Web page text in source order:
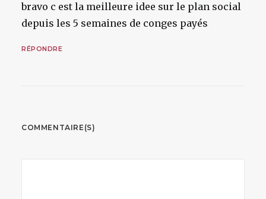
bravo c est la meilleure idee sur le plan social
depuis les 5 semaines de conges payés
RÉPONDRE
COMMENTAIRE(S)